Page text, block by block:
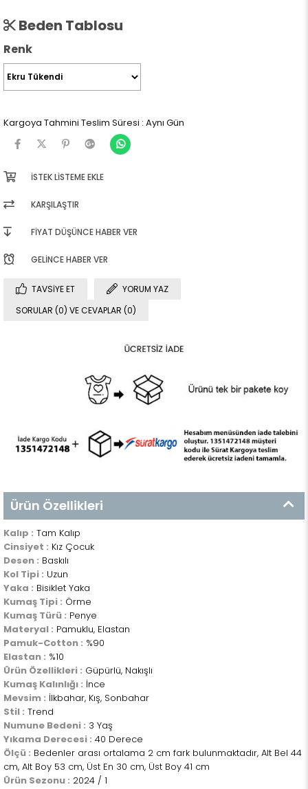
Beden Tablosu
Renk
Kargoya Tahmini Teslim Süresi : Aynı Gün
İSTEK LISTEME EKLE
KARŞILAŞTIR
FIYAT DÜŞÜNCE HABER VER
GELINCE HABER VER
TAVSIYE ET
YORUM YAZ
SORULAR (0) VE CEVAPLAR (0)
Ürün Özellikleri
Kalıp : Tam Kalıp
Cinsiyet : Kız Çocuk
Desen : Baskılı
Kol Tipi : Uzun
Yaka : Bisiklet Yaka
Kumaş Tipi : Örme
Kumaş Türü : Penye
Materyal : Pamuklu, Elastan
Pamuk-Cotton : %90
Elastan : %10
Ürün Özellikleri : Güpürlü, Nakışlı
Kumaş Kalınlığı : İnce
Mevsim : İlkbahar, Kış, Sonbahar
Stil : Trend
Numune Bedeni : 3 Yaş
Yıkama Derecesi : 40 Derece
Ölçü : Bedenler arası ortalama 2 cm fark bulunmaktadır, Alt Bel 44
cm, Alt Boy 53 cm, Üst En 30 cm, Üst Boy 41 cm
Ürün Sezonu : 2024 / 1